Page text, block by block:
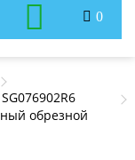
0
обрезной